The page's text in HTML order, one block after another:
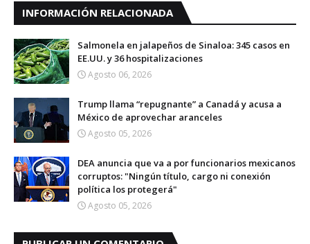
INFORMACIÓN RELACIONADA
Salmonela en jalapeños de Sinaloa: 345 casos en
EE.UU. y 36 hospitalizaciones
Agosto 06, 2026
Trump llama “repugnante” a Canadá y acusa a
México de aprovechar aranceles
Agosto 05, 2026
DEA anuncia que va a por funcionarios mexicanos
corruptos: "Ningún título, cargo ni conexión
política los protegerá"
Agosto 05, 2026